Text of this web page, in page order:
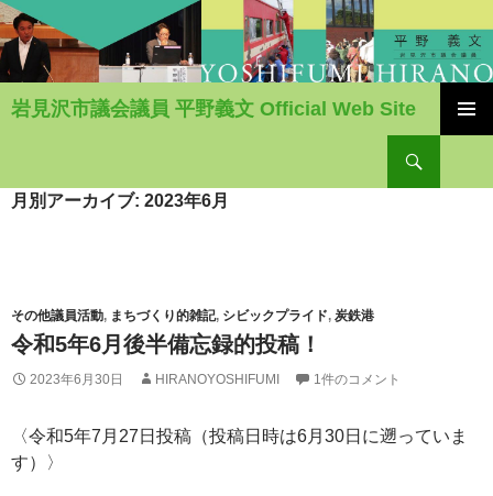
岩見沢市議会議員 平野義文 Official Web Site
ン
月別アーカイブ: 2023年6月
その他議員活動, まちづくり的雑記, シビックプライド, 炭鉄港
令和5年6月後半備忘録的投稿！
2023年6月30日 HIRANOYOSHIFUMI 1件のコメント
〈令和5年7月27日投稿（投稿日時は6月30日に遡っていま
す）〉